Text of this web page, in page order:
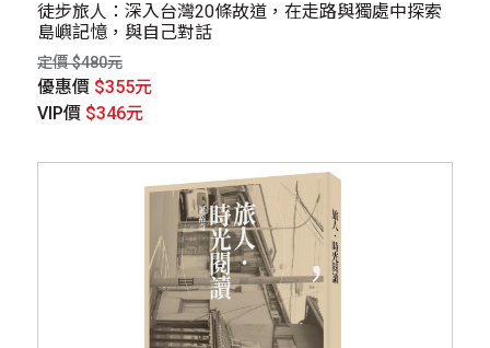
徒步旅人：深入台灣20條故道，在走路與獨處中探索
島嶼記憶，與自己對話
定價 $480元
優惠價 $355元
VIP價 $346元